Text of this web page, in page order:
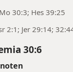
30:3; Hes 39:25
2:1; Jer 29:14;
30:6